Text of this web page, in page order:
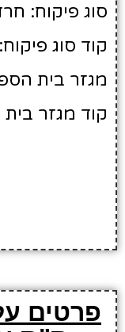
סוג פיקוח:
קוד סוג פיקוח: 3
מגזר בית
קוד מגזר בית
פרטים